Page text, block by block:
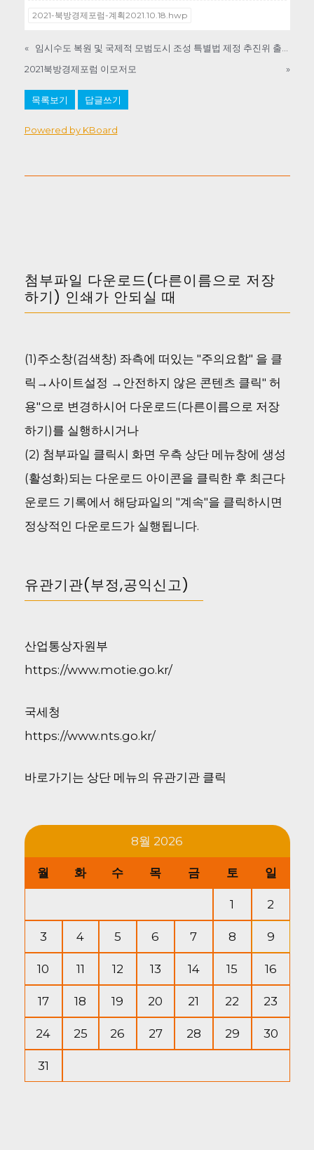
2021-북방경제포럼-계획2021.10.18.hwp
«
임시수도 복원 및 국제적 모범도시 조성 특별법 제정 추진위 출범식
2021북방경제포럼 이모저모
»
목록보기 답글쓰기
Powered by KBoard
첨부파일 다운로드(다른이름으로 저장
하기) 인쇄가 안되실 때
(1)주소창(검색창) 좌측에 떠있는 "주의요함" 을 클
릭→사이트설정 →안전하지 않은 콘텐츠 클릭" 허
용"으로 변경하시어 다운로드(다른이름으로 저장
하기)를 실행하시거나
(2) 첨부파일 클릭시 화면 우측 상단 메뉴창에 생성
(활성화)되는 다운로드 아이콘을 클릭한 후 최근다
운로드 기록에서 해당파일의 "계속"을 클릭하시면
정상적인 다운로드가 실행됩니다.
유관기관(부정,공익신고)
산업통상자원부
https://www.motie.go.kr/
국세청
https://www.nts.go.kr/
바로가기는 상단 메뉴의 유관기관 클릭
8월 2026
월 화 수 목 금 토 일
1 2
3 4 5 6 7 8 9
10 11 12 13 14 15 16
17 18 19 20 21 22 23
24 25 26 27 28 29 30
31